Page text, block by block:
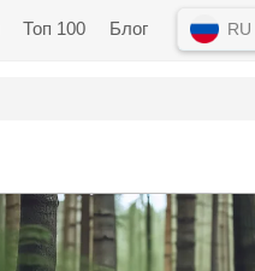
Топ 100 Блог RU